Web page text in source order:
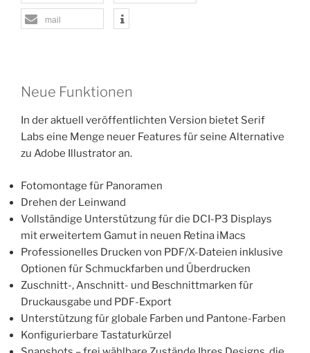
mail
Neue Funktionen
In der aktuell veröffentlichten Version bietet Serif
Labs eine Menge neuer Features für seine Alternative
zu Adobe Illustrator an.
Fotomontage für Panoramen
Drehen der Leinwand
Vollständige Unterstützung für die DCI-P3 Displays
mit erweitertem Gamut in neuen Retina iMacs
Professionelles Drucken von PDF/X-Dateien inklusive
Optionen für Schmuckfarben und Überdrucken
Zuschnitt-, Anschnitt- und Beschnittmarken für
Druckausgabe und PDF-Export
Unterstützung für globale Farben und Pantone-Farben
Konfigurierbare Tastaturkürzel